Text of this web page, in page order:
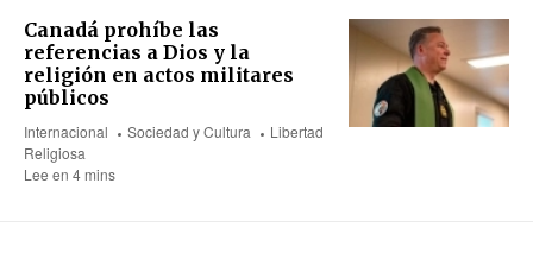
Canadá prohíbe las
referencias a Dios y la
religión en actos militares
públicos
Internacional Sociedad y Cultura
Libertad
Religiosa
Lee en 4 mins